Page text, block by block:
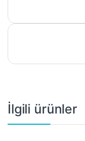
İlgili ürünler